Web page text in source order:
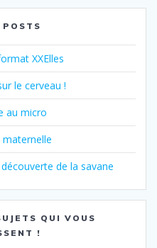
POSTS
XXElles
le cerveau !
au micro
maternelle
de la savane
QUI VOUS
!